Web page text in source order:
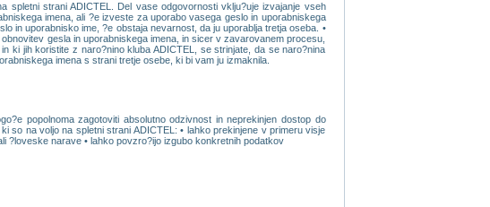
strani ADICTEL. Del vase odgovornosti vklju?uje izvajanje vseh
imena, ali ?e izveste za uporabo vasega geslo in uporabniskega
in uporabnisko ime, ?e obstaja nevarnost, da ju uporablja tretja oseba. •
gesla in uporabniskega imena, in sicer v zavarovanem procesu,
ki jih koristite z naro?nino kluba ADICTEL, se strinjate, da se naro?nina
imena s strani tretje osebe, ki bi vam ju izmaknila.
popolnoma zagotoviti absolutno odzivnost in neprekinjen dostop do
so na voljo na spletni strani ADICTEL: • lahko prekinjene v primeru visje
?loveske narave • lahko povzro?ijo izgubo konkretnih podatkov